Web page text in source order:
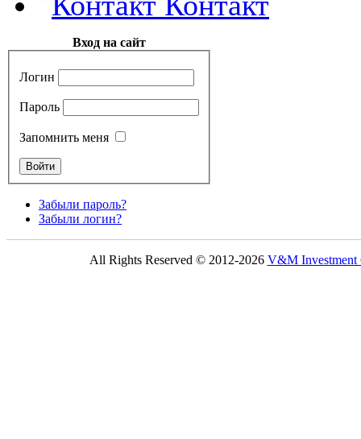
Вход на сайт
Логин
Пароль
Запомнить меня
Забыли пароль?
Забыли логин?
All Rights Reserved © 2012-2026 V&M Investment